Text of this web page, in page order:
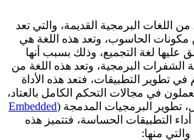
تعد لغة البرمجة Assembly من اللغات البرمجية القديمة، والتي تعد
مكونات الحاسوب، وتعد هذه اللغة هي
عليها لغة التجميع، وذلك بسبب أنها
الشفرات البرمجية، وتعد هذه اللغة من
في تطوير التطبيقات، فتعد هذه الأداة
في مجالات التحكم الكامل بالعتاد،
تطوير البرمجيات المدمجة (Embedded
التطبيقات الحساسة، فتتميز هذه
منها: